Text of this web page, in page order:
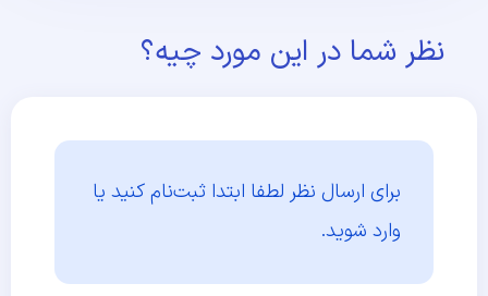
نظر شما در این مورد چیه؟
برای ارسال نظر لطفا ابتدا ثبت‌نام کنید یا
وارد شوید.